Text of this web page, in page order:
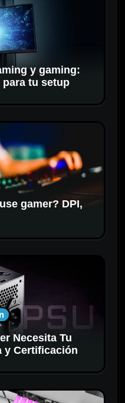
y gaming:
tu setup
gamer? DPI,
Necesita Tu
y Certificación